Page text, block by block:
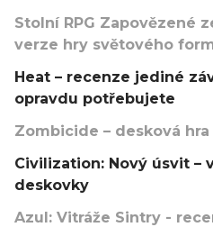
Stolní RPG Zapovězené
verze hry světového
Heat – recenze jediné
opravdu potřebujete
Zombicide – desková
Civilization: Nový úsvit –
deskovky
Azul: Vitráže Sintry -